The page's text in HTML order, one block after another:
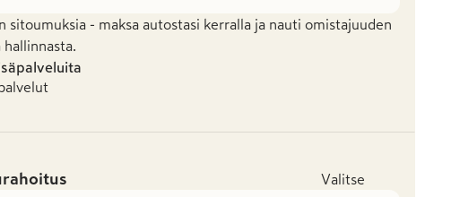
sitoumuksia - maksa autostasi kerralla ja nauti omistajuuden
Valitse